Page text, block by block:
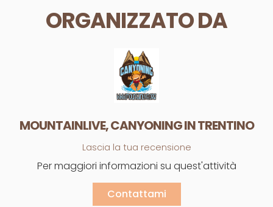
ORGANIZZATO DA
MOUNTAINLIVE, CANYONING IN TRENTINO
Lascia la tua recensione
Per maggiori informazioni su quest'attività
Contattami